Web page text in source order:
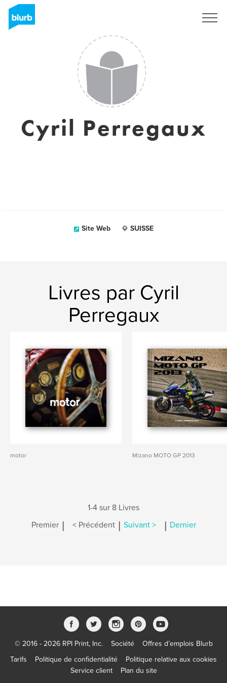
Cyril Perregaux
Site Web SUISSE
Livres par Cyril
Perregaux
motor Mizano MOTO GP 2013
1-4 sur 8 Livres
Premier | < Précédent | Suivant > | Dernier
© 2016 - 2026 RPI Print, Inc. Société
Offres d’emplois Blurb
Tarifs
Politique de confidentialité
Politique relative aux cookies
Service client
Plan du site